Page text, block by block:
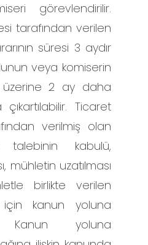
görevlendirilir.
tarafından verilen
süresi 3 aydır
veya komiserin
2 ay daha
Ticaret
verilmiş olan
kabulü,
mühletin uzatılması
birlikte verilen
için kanun yoluna
Kanun yoluna